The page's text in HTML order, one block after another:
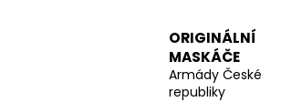
ORIGINÁLNÍ
MASKÁČE
Armády České
republiky